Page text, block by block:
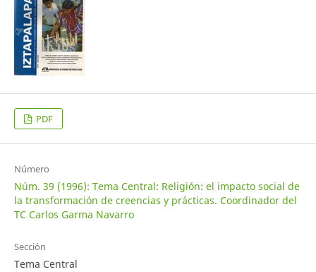
PDF
Número
Núm. 39 (1996): Tema Central: Religión: el impacto social de
la transformación de creencias y prácticas. Coordinador del
TC Carlos Garma Navarro
Sección
Tema Central